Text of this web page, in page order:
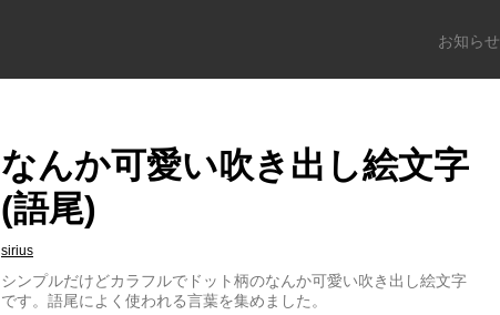
お知らせ
なんか可愛い吹き出し絵文字
(語尾)
sirius
シンプルだけどカラフルでドット柄のなんか可愛い吹き出し絵文字
です。語尾によく使われる言葉を集めました。